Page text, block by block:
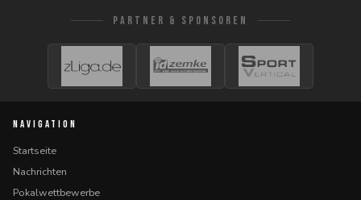
PARTNER & SPONSOREN
NAVIGATION
Startseite
Nachrichten
Pokalwettbewerbe